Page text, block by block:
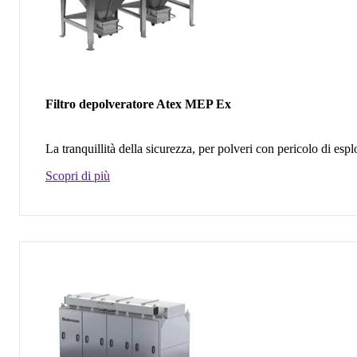
Filtro depolveratore Atex MEP Ex
La tranquillità della sicurezza, per polveri con pericolo di
Scopri di più